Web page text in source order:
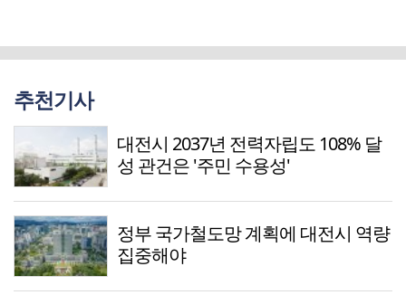
추천기사
대전시 2037년 전력자립도 108% 달
성 관건은 '주민 수용성'
정부 국가철도망 계획에 대전시 역량
집중해야